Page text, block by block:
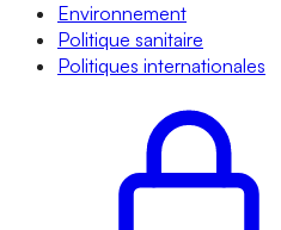
Environnement
Politique sanitaire
Politiques internationales